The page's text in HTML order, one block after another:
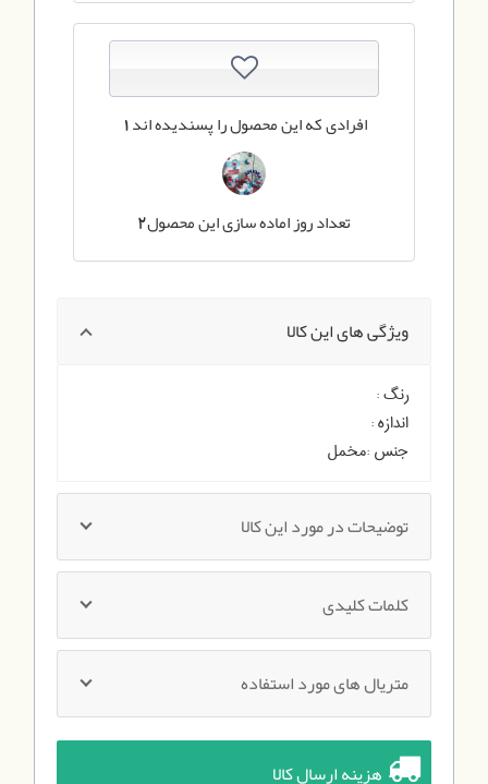
1 افرادی که این محصول را پسندیده اند
تعداد روز اماده سازی این محصول2
ویژگی های این کالا
رنگ :
اندازه :
جنس :مخمل
توضیحات در مورد این کالا
کلمات کلیدی
متریال های مورد استفاده
هزینه ارسال کالا